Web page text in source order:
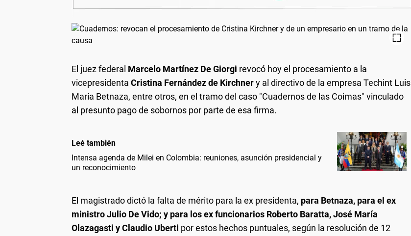
El juez federal Marcelo Martínez De Giorgi revocó hoy el procesamiento a la
vicepresidenta Cristina Fernández de Kirchnery al directivo de la empresa Techint Luis
María Betnaza, entre otros, en el tramo del caso "Cuadernos de las Coimas" vinculado
al presunto pago de sobornos por parte de esa firma.
Leé también
Intensa agenda de Milei en Colombia: reuniones, asunción presidencial y
un reconocimiento
El magistrado dictó la falta de mérito para la ex presidenta, para Betnaza, para el ex
ministro Julio De Vido; y para los ex funcionarios Roberto Baratta, José María
Olazagasti y Claudio Uberti por estos hechos puntuales, según la resolución de 12